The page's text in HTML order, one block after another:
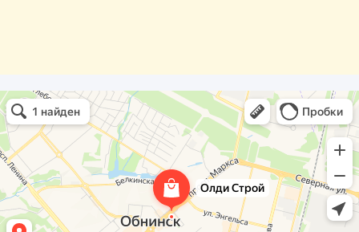
Олди Строй
Фасады и фасадные системы в Обнинске
Оргстекло, поликарбонат в Обнинске